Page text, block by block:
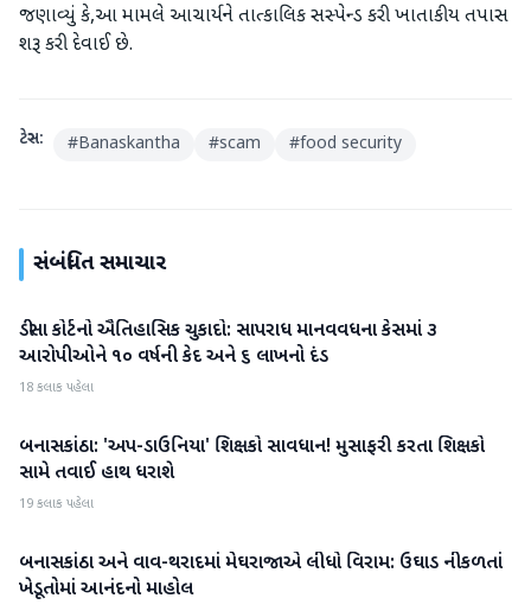
જણાવ્યું કે,આ મામલે આચાર્યને તાત્કાલિક સસ્પેન્ડ કરી ખાતાકીય તપાસ
શરૂ કરી દેવાઈ છે.
ટેગ્સ: #Banaskantha #scam #food security
સંબંધિત સમાચાર
બનાસકાંઠા
ડીસા કોર્ટનો ઐતિહાસિક ચુકાદો: સાપરાધ માનવવધના કેસમાં ૩
આરોપીઓને ૧૦ વર્ષની કેદ અને ૬ લાખનો દંડ
18 કલાક પહેલા
બનાસકાંઠા
બનાસકાંઠા: 'અપ-ડાઉનિયા' શિક્ષકો સાવધાન! મુસાફરી કરતા શિક્ષકો
સામે તવાઈ હાથ ધરાશે
19 કલાક પહેલા
બનાસકાંઠા
બનાસકાંઠા અને વાવ-થરાદમાં મેઘરાજાએ લીધો વિરામ: ઉઘાડ નીકળતાં
ખેડૂતોમાં આનંદનો માહોલ